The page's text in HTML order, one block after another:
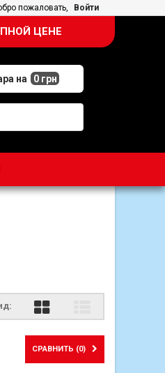
пожаловать, Войти
ЦЕНЕ
на 0 грн
СРАВНИТЬ (0)